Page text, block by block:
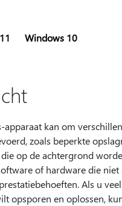
Windows 10
apparaat kan om
zoals beperkte
op de achtergrond
of hardware die niet
Als u
opsporen en oplossen,